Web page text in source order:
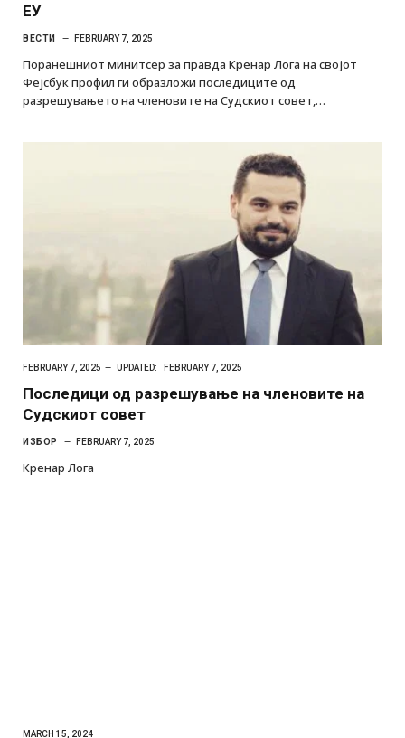
ЕУ
ВЕСТИ FEBRUARY 7, 2025
Поранешниот минитсер за правда Кренар Лога на својот
Фејсбук профил ги образложи последиците од
разрешувањето на членовите на Судскиот совет,…
FEBRUARY 7, 2025 UPDATED: FEBRUARY 7, 2025
Последици од разрешување на членовите на
Судскиот совет
ИЗБОР FEBRUARY 7, 2025
Кренар Лога
MARCH 15, 2024